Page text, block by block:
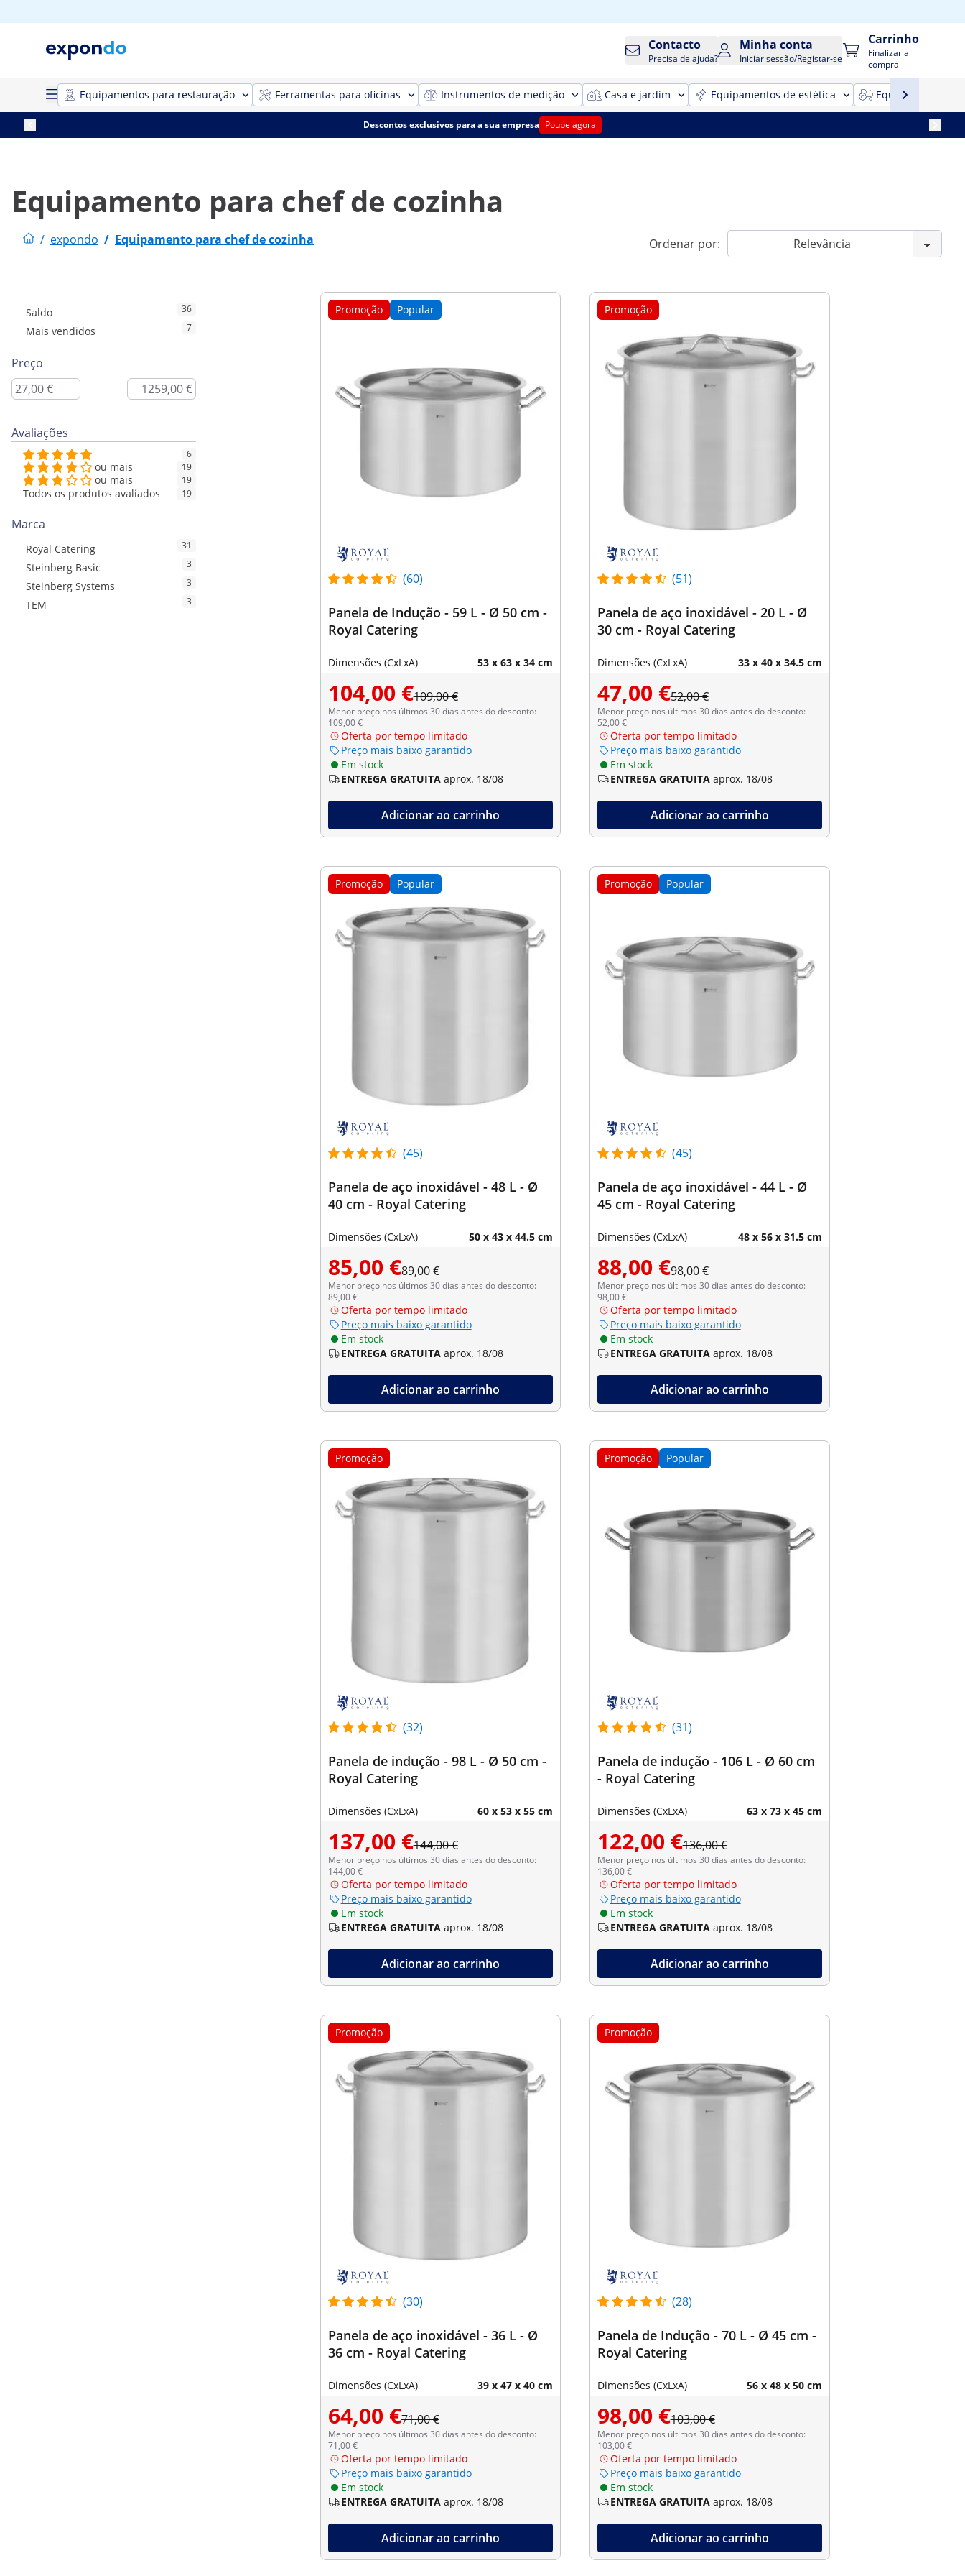
Contacto
Precisa de ajuda?
Minha conta
Iniciar sessão/Registar-se
Carrinho
Finalizar a
compra
Equipamentos para restauração Ferramentas para oficinas Instrumentos de medição Casa e jardim Equipamentos de estética Equipamentos
Descontos exclusivos para a sua empresa Poupe agora
Equipamento para chef de cozinha
/ expondo / Equipamento para chef de cozinha Ordenar por:
Saldo 36
Mais vendidos 7
Preço
Avaliações
6
ou mais 19
ou mais 19
Todos os produtos avaliados 19
Marca
Royal Catering 31
Steinberg Basic 3
Steinberg Systems 3
TEM 3
Promoção Popular
(60)
Panela de Indução - 59 L - Ø 50 cm -
Royal Catering
Dimensões (CxLxA) 53 x 63 x 34 cm
104,00 €109,00 €
Menor preço nos últimos 30 dias antes do desconto:
109,00 €
Oferta por tempo limitado
Preço mais baixo garantido
Em stock
ENTREGA GRATUITA aprox. 18/08
Adicionar ao carrinho
Promoção
(51)
Panela de aço inoxidável - 20 L - Ø
30 cm - Royal Catering
Dimensões (CxLxA) 33 x 40 x 34.5 cm
47,00 €52,00 €
Menor preço nos últimos 30 dias antes do desconto:
52,00 €
Oferta por tempo limitado
Preço mais baixo garantido
Em stock
ENTREGA GRATUITA aprox. 18/08
Adicionar ao carrinho
Promoção Popular
(45)
Panela de aço inoxidável - 48 L - Ø
40 cm - Royal Catering
Dimensões (CxLxA) 50 x 43 x 44.5 cm
85,00 €89,00 €
Menor preço nos últimos 30 dias antes do desconto:
89,00 €
Oferta por tempo limitado
Preço mais baixo garantido
Em stock
ENTREGA GRATUITA aprox. 18/08
Adicionar ao carrinho
Promoção Popular
(45)
Panela de aço inoxidável - 44 L - Ø
45 cm - Royal Catering
Dimensões (CxLxA) 48 x 56 x 31.5 cm
88,00 €98,00 €
Menor preço nos últimos 30 dias antes do desconto:
98,00 €
Oferta por tempo limitado
Preço mais baixo garantido
Em stock
ENTREGA GRATUITA aprox. 18/08
Adicionar ao carrinho
Promoção
(32)
Panela de indução - 98 L - Ø 50 cm -
Royal Catering
Dimensões (CxLxA) 60 x 53 x 55 cm
137,00 €144,00 €
Menor preço nos últimos 30 dias antes do desconto:
144,00 €
Oferta por tempo limitado
Preço mais baixo garantido
Em stock
ENTREGA GRATUITA aprox. 18/08
Adicionar ao carrinho
Promoção Popular
(31)
Panela de indução - 106 L - Ø 60 cm
- Royal Catering
Dimensões (CxLxA) 63 x 73 x 45 cm
122,00 €136,00 €
Menor preço nos últimos 30 dias antes do desconto:
136,00 €
Oferta por tempo limitado
Preço mais baixo garantido
Em stock
ENTREGA GRATUITA aprox. 18/08
Adicionar ao carrinho
Promoção
(30)
Panela de aço inoxidável - 36 L - Ø
36 cm - Royal Catering
Dimensões (CxLxA) 39 x 47 x 40 cm
64,00 €71,00 €
Menor preço nos últimos 30 dias antes do desconto:
71,00 €
Oferta por tempo limitado
Preço mais baixo garantido
Em stock
ENTREGA GRATUITA aprox. 18/08
Adicionar ao carrinho
Promoção
(28)
Panela de Indução - 70 L - Ø 45 cm -
Royal Catering
Dimensões (CxLxA) 56 x 48 x 50 cm
98,00 €103,00 €
Menor preço nos últimos 30 dias antes do desconto:
103,00 €
Oferta por tempo limitado
Preço mais baixo garantido
Em stock
ENTREGA GRATUITA aprox. 18/08
Adicionar ao carrinho